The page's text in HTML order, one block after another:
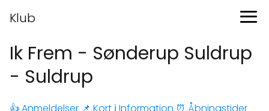
Klub
Ik Frem - Sønderup Suldrup
- Suldrup